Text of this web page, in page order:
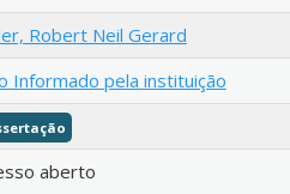
Robert Neil Gerard
Informado pela instituição
aberto